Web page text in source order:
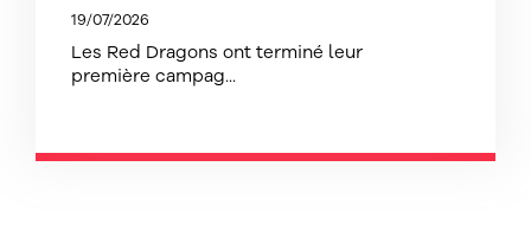
19/07/2026
Les Red Dragons ont terminé leur
première campag...